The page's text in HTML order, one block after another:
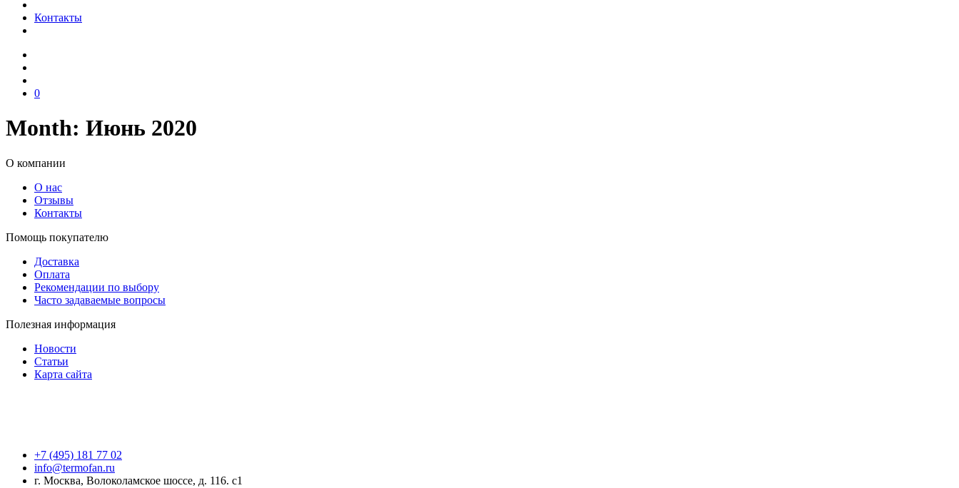
Контакты
0
Month: Июнь 2020
О компании
О нас
Отзывы
Контакты
Помощь покупателю
Доставка
Оплата
Рекомендации по выбору
Часто задаваемые вопросы
Полезная информация
Новости
Статьи
Карта сайта
+7 (495) 181 77 02
info@termofan.ru
г. Москва, Волоколамское шоссе, д. 116. с1